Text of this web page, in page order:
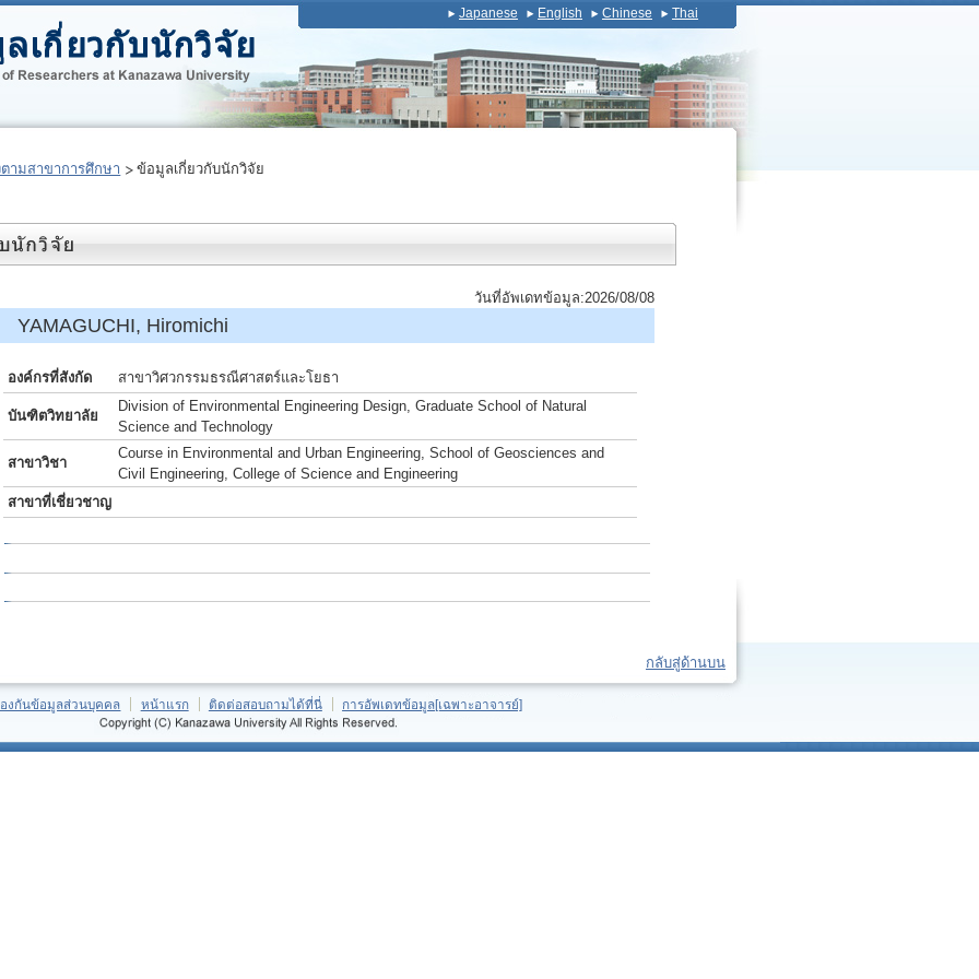
Japanese English Chinese Thai
ามสาขาการศึกษา ข้อมูลเกี่ยวกับนักวิจัย
วันที่อัพเดทข้อมูล:2026/08/08
Hiromichi
องค์กรที่สังกัด สาขาวิศวกรรมธรณีศาสตร์และโยธา
บันฑิตวิทยาลัย
Division of Environmental Engineering Design, Graduate School of Natural
Science and Technology
สาขาวิชา
Course in Environmental and Urban Engineering, School of Geosciences and
Civil Engineering, College of Science and Engineering
สาขาที่เชี่ยวชาญ
กลับสู่ด้านบน
งกันข้อมูลส่วนบุคคล หน้าแรก ติดต่อสอบถามได้ที่นี่ การอัพเดทข้อมูล[เฉพาะอาจารย์]